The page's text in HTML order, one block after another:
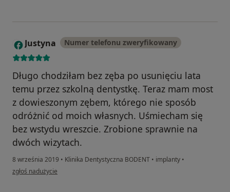
J Justyna Numer telefonu zweryfikowany
Długo chodziłam bez zęba po usunięciu lata
temu przez szkolną dentystkę. Teraz mam most
z dowieszonym zębem, którego nie sposób
odróżnić od moich własnych. Uśmiecham się
bez wstydu wreszcie. Zrobione sprawnie na
dwóch wizytach.
8 września 2019 • Klinika Dentystyczna BODENT • implanty •
w opinii użytkownika Justyna
zgłoś nadużycie